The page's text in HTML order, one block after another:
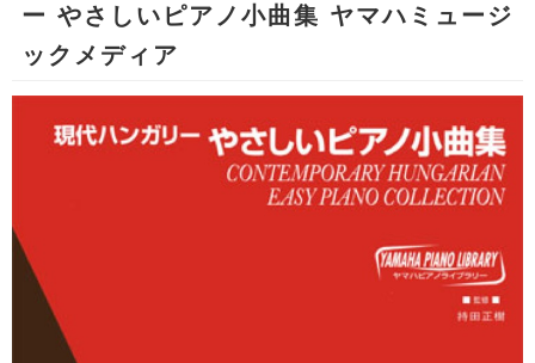
ー やさしいピアノ小曲集 ヤマハミュージ
ックメディア